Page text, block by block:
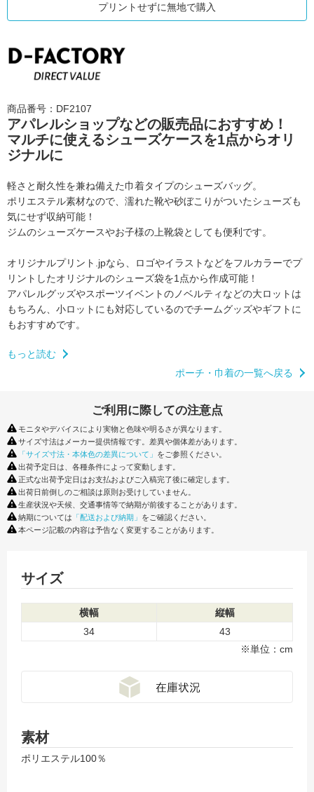
プリントせずに無地で購入
商品番号：DF2107
アパレルショップなどの販売品におすすめ！
マルチに使えるシューズケースを1点からオリ
ジナルに
軽さと耐久性を兼ね備えた巾着タイプのシューズバッグ。
ポリエステル素材なので、濡れた靴や砂ぼこりがついたシューズも
気にせず収納可能！
ジムのシューズケースやお子様の上靴袋としても便利です。
オリジナルプリント.jpなら、ロゴやイラストなどをフルカラーでプ
リントしたオリジナルのシューズ袋を1点から作成可能！
アパレルグッズやスポーツイベントのノベルティなどの大ロットは
もちろん、 小ロットにも対応しているのでチームグッズやギフトに
もおすすめです。
もっと読む
ポーチ・巾着の一覧へ戻る
ご利用に際しての注意点
モニタやデバイスにより実物と色味や明るさが異なります。
サイズ寸法はメーカー提供情報です。差異や個体差があります。
「サイズ寸法・本体色の差異について」 をご参照ください。
出荷予定日は、各種条件によって変動します。
正式な出荷予定日はお支払およびご入稿完了後に確定します。
出荷日前倒しのご相談は原則お受けしていません。
生産状況や天候、交通事情等で納期が前後することがあります。
納期については 「配送および納期」 をご確認ください。
本ページ記載の内容は予告なく変更することがあります。
サイズ
横幅
縦幅
34
43
※単位：cm
素材
ポリエステル100％